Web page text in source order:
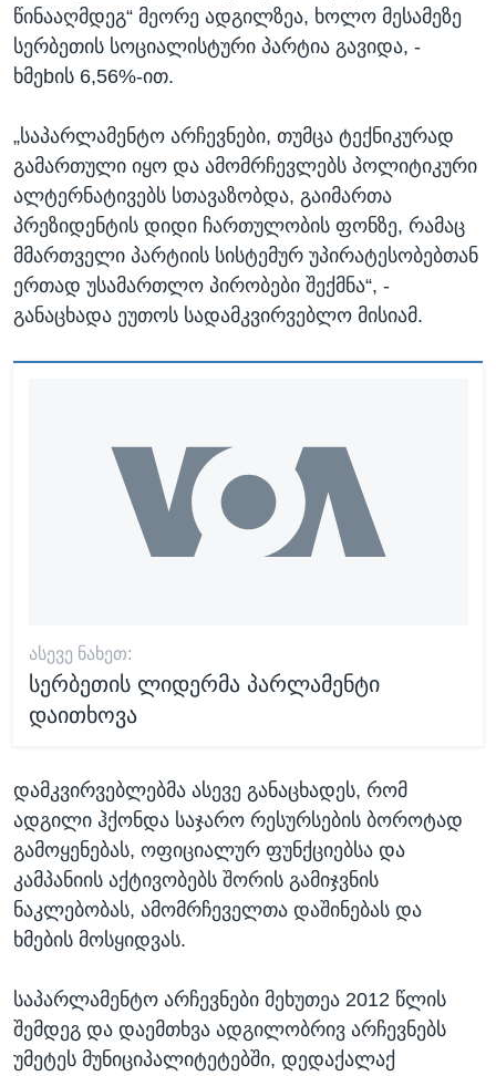
წინააღმდეგ“ მეორე ადგილზეა, ხოლო მესამეზე
სერბეთის სოციალისტური პარტია გავიდა, -
ხმეbის 6,56%-ით.
„საპარლამენტო არჩევნები, თუმცა ტექნიკურად
გამართული იყო და ამომრჩევლებს პოლიტიკური
ალტერნატივებს სთავაზობდა, გაიმართა
პრეზიდენტის დიდი ჩართულობის ფონზე, რამაც
მმართველი პარტიის სისტემურ უპირატესობებთან
ერთად უსამართლო პირობები შექმნა“, -
განაცხადა ეუთოს სადამკვირვებლო მისიამ.
ᲐᲡᲔᲕᲔ ᲜᲐᲮᲔᲗ:
სერბეთის ლიდერმა პარლამენტი
დაითხოვა
დამკვირვებლებმა ასევე განაცხადეს, რომ
ადგილი ჰქონდა საჯარო რესურსების ბოროტად
გამოყენებას, ოფიციალურ ფუნქციებსა და
კამპანიის აქტივობებს შორის გამიჯვნის
ნაკლებობას, ამომრჩეველთა დაშინებას და
ხმების მოსყიდვას.
საპარლამენტო არჩევნები მეხუთეა 2012 წლის
შემდეგ და დაემთხვა ადგილობრივ არჩევნებს
უმეტეს მუნიციპალიტეტებში, დედაქალაქ